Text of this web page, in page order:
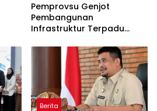
Pemprovsu Genjot
Pembangunan
Infrastruktur Terpadu
Berita